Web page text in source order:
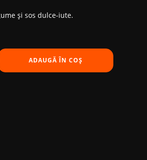
și sos dulce-iute.
Spicy Sauce
ADAUGĂ ÎN COȘ